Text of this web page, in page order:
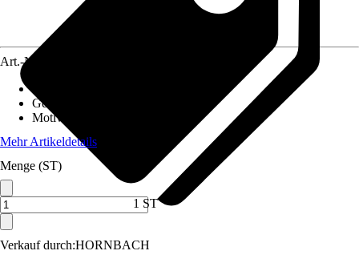
Verkauf durch:HORNBACH
Art.-Nr.
Gewicht
Motivkategorie
Mehr Artikeldetails
Menge (ST)
1 ST